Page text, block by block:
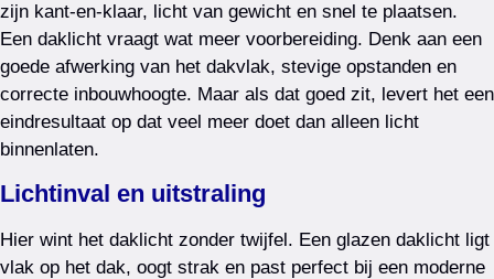
zijn kant-en-klaar, licht van gewicht en snel te plaatsen.
Een daklicht vraagt wat meer voorbereiding. Denk aan een
goede afwerking van het dakvlak, stevige opstanden en
correcte inbouwhoogte. Maar als dat goed zit, levert het een
eindresultaat op dat veel meer doet dan alleen licht
binnenlaten.
Lichtinval en uitstraling
Hier wint het daklicht zonder twijfel. Een glazen daklicht ligt
vlak op het dak, oogt strak en past perfect bij een moderne